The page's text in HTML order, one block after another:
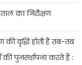
का निरीक्षण
वृद्धि होती है तब-तब
पुनर्स्थापना करते हैं :